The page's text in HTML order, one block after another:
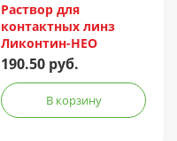
Раствор для
контактных линз
Ликонтин-НЕО
Мульти 60мл
190.50 руб.
В корзину